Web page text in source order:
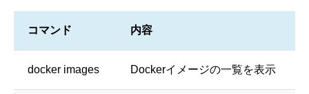
コマンド 内容
docker images Dockerイメージの一覧を表示